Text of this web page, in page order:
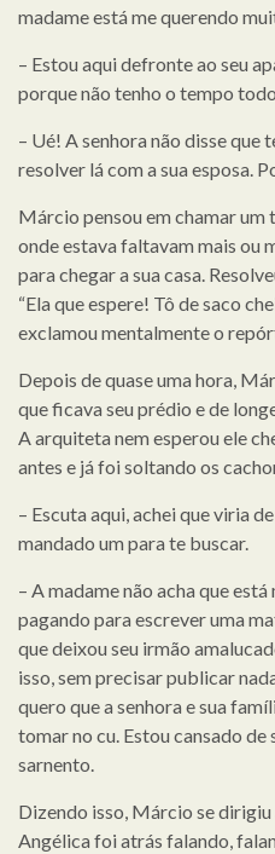
madame está me querendo
– Estou aqui defronte ao seu
porque não tenho o tempo
– Ué! A senhora não disse que
resolver lá com a sua esposa.
Márcio pensou em chamar
onde estava faltavam mais ou
para chegar a sua casa.
“Ela que espere! Tô de saco
exclamou mentalmente o
Depois de quase uma hora,
que ficava seu prédio e de
A arquiteta nem esperou ele
antes e já foi soltando os
– Escuta aqui, achei que viria
mandado um para te buscar.
– A madame não acha que
pagando para escrever uma
que deixou seu irmão
isso, sem precisar publicar
quero que a senhora e sua
tomar no cu. Estou cansado
sarnento.
Dizendo isso, Márcio se dirigiu
Angélica foi atrás falando,